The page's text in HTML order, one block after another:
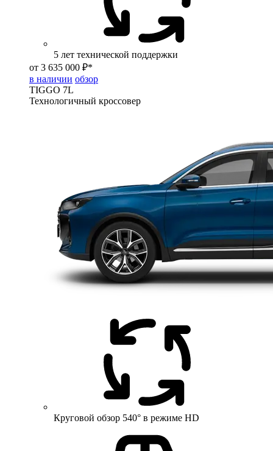
5 лет технической поддержки
от 3 635 000 ₽*
в наличии обзор
TIGGO 7L
Технологичный кроссовер
Круговой обзор 540° в режиме HD